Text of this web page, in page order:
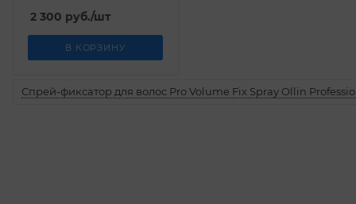
2 300 руб./шт
В КОРЗИНУ
Спрей-фиксатор для волос Pro Volume Fix Spray Ollin